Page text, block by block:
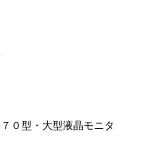
０型・大型液晶モニタ